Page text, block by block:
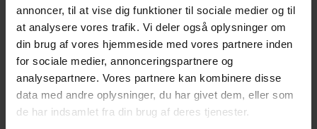
annoncer, til at vise dig funktioner til sociale medier og til
at analysere vores trafik. Vi deler også oplysninger om
din brug af vores hjemmeside med vores partnere inden
for sociale medier, annonceringspartnere og
analysepartnere. Vores partnere kan kombinere disse
data med andre oplysninger, du har givet dem, eller som
de har indsamlet fra din brug af deres tjenester.
Betalingsmuligheder
Sikker Og Tryg E-Handel